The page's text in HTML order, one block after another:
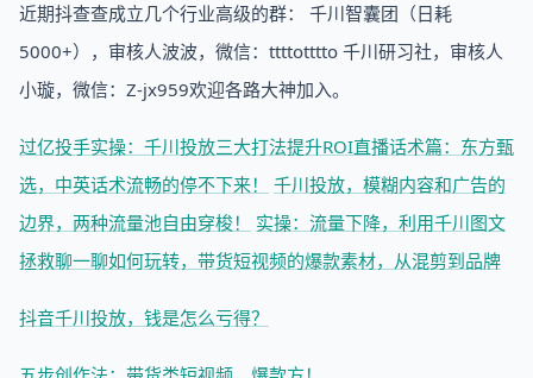
近期抖查查成立几个行业高级的群： 千川智囊团（日耗
5000+），审核人波波，微信：ttttotttto 千川研习社，审核人
小璇，微信：Z-jx959欢迎各路大神加入。
过亿投手实操：千川投放三大打法提升ROI直播话术篇：东方甄
选，中英话术流畅的停不下来！
千川投放，模糊内容和广告的
边界，两种流量池自由穿梭！
实操：流量下降，利用千川图文
拯救聊一聊如何玩转，带货短视频的爆款素材，从混剪到品牌
抖音千川投放，钱是怎么亏得？